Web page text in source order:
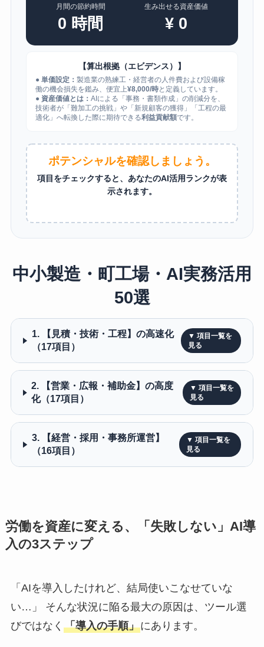
月間の節約時間
0 時間
生み出せる資産価値
¥ 0
【算出根拠（エビデンス）】
● 単価設定： 製造業の熟練工・経営者の人件費および設備稼
働の機会損失を鑑み、便宜上¥8,000/時と定義しています。
● 資産価値とは： AIによる「事務・書類作成」の削減分を、
技術者が「難加工の挑戦」や「新規顧客の獲得」「工程の最
適化」へ転換した際に期待できる利益貢献額です。
ポテンシャルを確認しましょう。
項目をチェックすると、あなたのAI活用ランクが表
示されます。
中小製造・町工場・AI実務活用
50選
1. 【見積・技術・工程】の高速化
（17項目）
2. 【営業・広報・補助金】の高度
化（17項目）
3. 【経営・採用・事務所運営】
（16項目）
労働を資産に変える、「失敗しない」AI導
入の3ステップ
「AIを導入したけれど、結局使いこなせていな
い…」 そんな状況に陥る最大の原因は、ツール選
びではなく 「導入の手順」にあります。